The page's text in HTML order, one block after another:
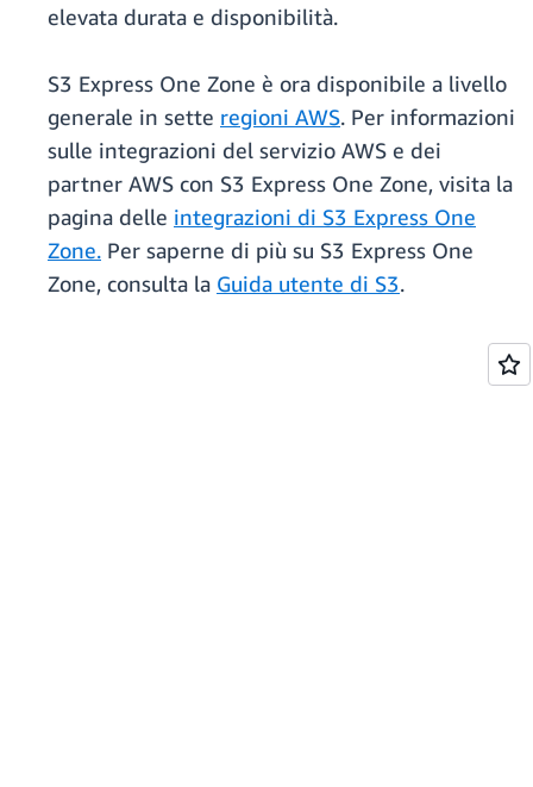
elevata durata e disponibilità.
S3 Express One Zone è ora disponibile a livello
generale in sette regioni AWS. Per informazioni
sulle integrazioni del servizio AWS e dei
partner AWS con S3 Express One Zone, visita la
pagina delle integrazioni di S3 Express One
Zone. Per saperne di più su S3 Express One
Zone, consulta la Guida utente di S3.